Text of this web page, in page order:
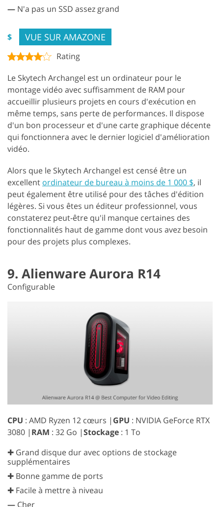
— N'a pas un SSD assez grand
$ VUE SUR AMAZONE
Rating
Le Skytech Archangel est un ordinateur pour le
montage vidéo avec suffisamment de RAM pour
accueillir plusieurs projets en cours d'exécution en
même temps, sans perte de performances. Il dispose
d'un bon processeur et d'une carte graphique décente
qui fonctionnera avec le dernier logiciel d'amélioration
vidéo.
Alors que le Skytech Archangel est censé être un
excellent ordinateur de bureau à moins de 1 000 $, il
peut également être utilisé pour des tâches d'édition
légères. Si vous êtes un éditeur professionnel, vous
constaterez peut-être qu'il manque certaines des
fonctionnalités haut de gamme dont vous avez besoin
pour des projets plus complexes.
9. Alienware Aurora R14
Configurable
CPU : AMD Ryzen 12 cœurs | GPU : NVIDIA GeForce RTX
3080 | RAM : 32 Go |Stockage : 1 To
✚ Grand disque dur avec options de stockage
supplémentaires
✚ Bonne gamme de ports
✚ Facile à mettre à niveau
— Cher